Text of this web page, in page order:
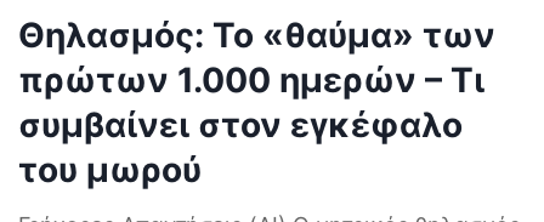
Θηλασμός: Το «θαύμα» των
πρώτων 1.000 ημερών – Τι
συμβαίνει στον εγκέφαλο
του μωρού